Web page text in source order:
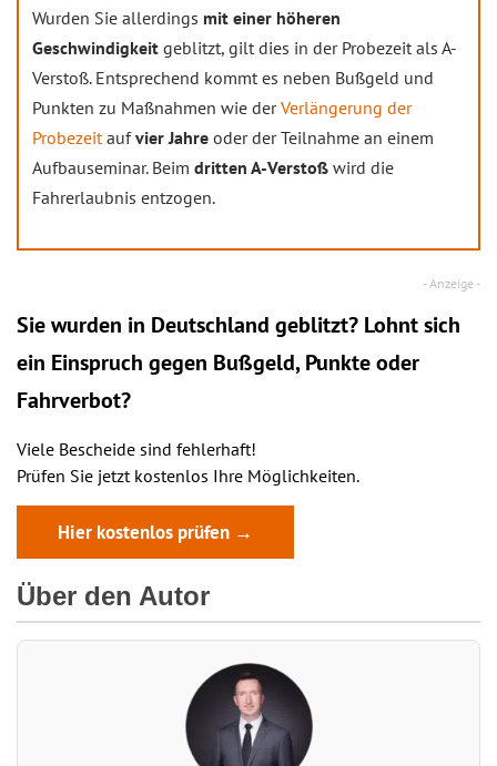
Wurden Sie allerdings mit einer höheren
Geschwindigkeit geblitzt, gilt dies in der Probezeit als A-
Verstoß. Entsprechend kommt es neben Bußgeld und
Punkten zu Maßnahmen wie derVerlängerung der
Probezeitaufvier Jahre oder der Teilnahme an einem
Aufbauseminar. Beim dritten A-Verstoß wird die
Fahrerlaubnis entzogen.
Sie wurden in Deutschland geblitzt? Lohnt sich
ein Einspruch gegen Bußgeld, Punkte oder
Fahrverbot?
Viele Bescheide sind fehlerhaft!
Prüfen Sie jetzt kostenlos Ihre Möglichkeiten.
Hier kostenlos prüfen →
Über den Autor